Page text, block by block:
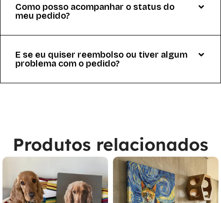
Como posso acompanhar o status do
meu pedido?
E se eu quiser reembolso ou tiver algum
problema com o pedido?
Produtos relacionados